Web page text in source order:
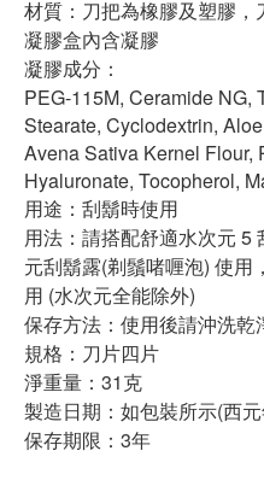
材質：刀把為橡膠及塑膠
凝膠盒內含凝膠
凝膠成分：
PEG-115M, Ceramide NG,
Stearate, Cyclodextrin,
Avena Sativa Kernel Flour,
Hyaluronate, Tocopherol,
用途：刮鬍時使用
用法：請搭配舒適水次元 5
元刮鬍露(剃鬚啫喱泡) 使用
用 (水次元全能除外)
保存方法：使用後請沖洗
規格：刀片四片
淨重量：31克
製造日期：如包裝所示(西
保存期限：3年